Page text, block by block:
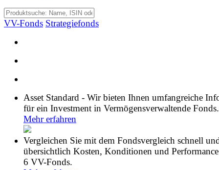
VV-Fonds Strategiefonds
Asset Standard - Wir bieten Ihnen umfangreiche
für ein Investment in Vermögensverwaltende Fonds.
Mehr erfahren
Vergleichen Sie mit dem Fondsvergleich schnell
übersichtlich Kosten, Konditionen und
6 VV-Fonds.